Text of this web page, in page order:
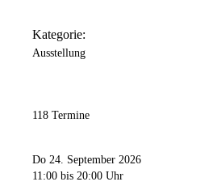
Kategorie:
Ausstellung
118 Termine
Do 24. September 2026
11:00 bis 20:00 Uhr